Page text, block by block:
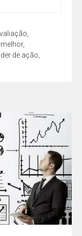
,
de ação